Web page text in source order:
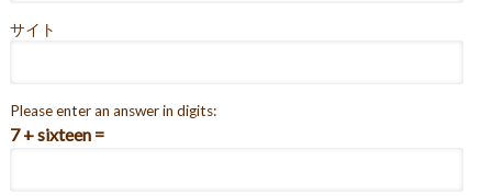
サイト
Please enter an answer in digits:
7 + sixteen =